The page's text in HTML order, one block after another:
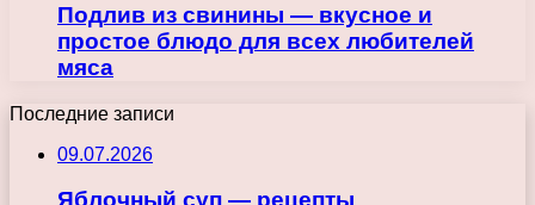
Подлив из свинины — вкусное и
простое блюдо для всех любителей
мяса
Последние записи
09.07.2026